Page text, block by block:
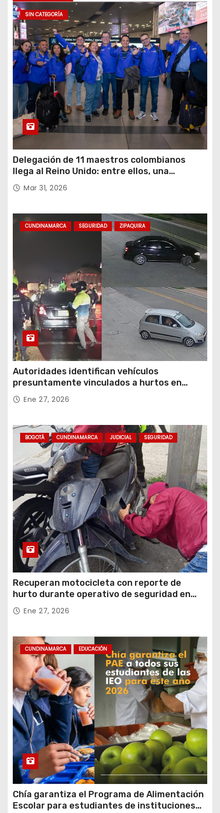
SIN CATEGORÍA
Delegación de 11 maestros colombianos
llega al Reino Unido: entre ellos, una
destacada profesora de Ubaté
Mar 31, 2026
CUNDINAMARCA SEGURIDAD ZIPAQUIRA
Autoridades identifican vehículos
presuntamente vinculados a hurtos en
conjuntos residenciales de Zipaquirá
Ene 27, 2026
BOGOTÁ CUNDINAMARCA JUDICIAL SEGURIDAD
Recuperan motocicleta con reporte de
hurto durante operativo de seguridad en
Rafael Uribe Uribe
Ene 27, 2026
CUNDINAMARCA EDUCACIÓN
Chía garantiza el Programa de Alimentación
Escolar para estudiantes de instituciones